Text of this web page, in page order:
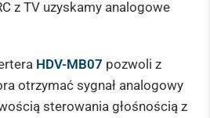
z TV uzyskamy analogowe
HDV-MB07 pozwoli z
otrzymać sygnał analogowy
sterowania głośnością z